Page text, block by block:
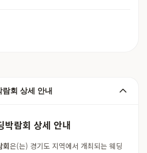
회 상세 안내
박람회 상세 안내
회은(는) 경기도 지역에서 개최되는 웨딩